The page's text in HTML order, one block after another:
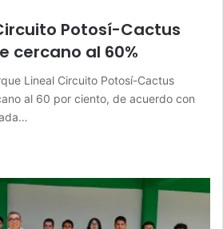
Potosí-Cactus
cercano al 60%
Lineal Circuito Potosí-Cactus
al 60 por ciento, de acuerdo con